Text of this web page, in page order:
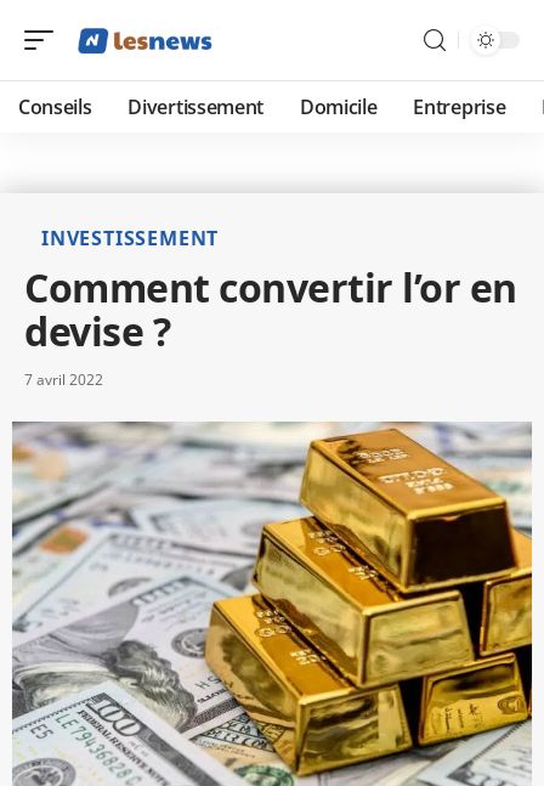
Conseils Divertissement Domicile Entreprise
INVESTISSEMENT
Comment convertir l’or en
devise ?
7 avril 2022